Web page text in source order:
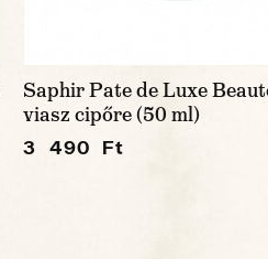
Saphir Pate de Luxe
viasz cipőre (50 ml)
3 490 Ft